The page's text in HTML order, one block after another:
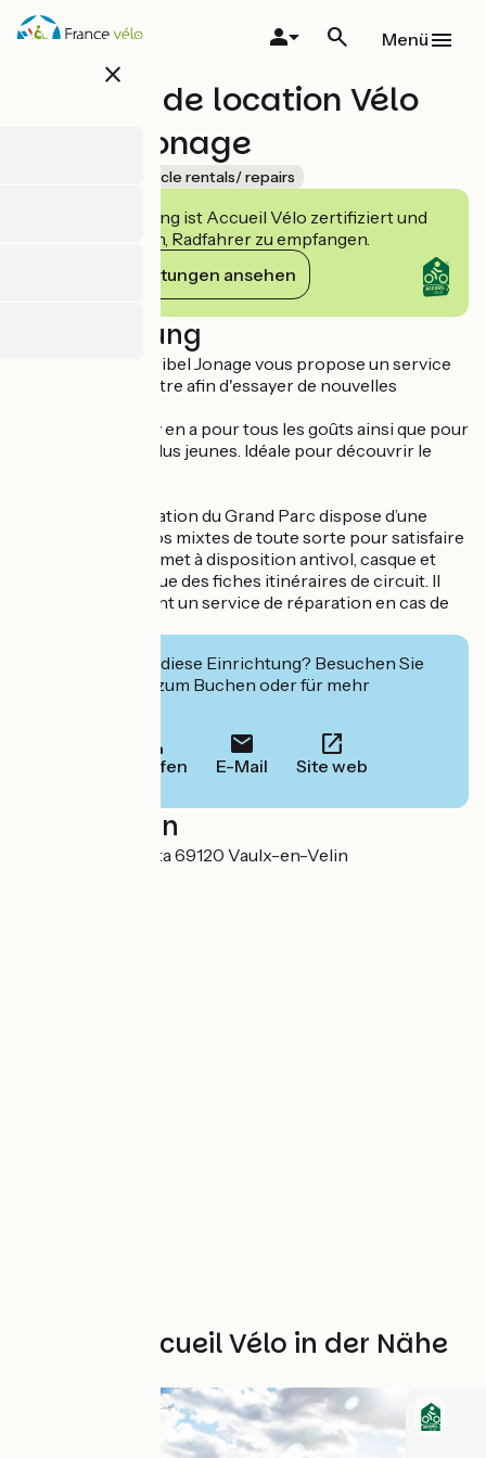
Direkt
zum
close
Menü
Magasin de location Vélo
Miribel Jonage
Bicycle rentals/ repairs
Diese Einrichtung ist Accueil Vélo zertifiziert und
verpflichtet sich, Radfahrer zu empfangen.
Ihre Verpflichtungen ansehen
Beschreibung
Le Grand Parc Miribel Jonage vous propose un service
de location terrestre afin d'essayer de nouvelles
Vélo, VTT, VAE, il y en a pour tous les goûts ainsi que pour
les grands et les plus jeunes. Idéale pour découvrir le
Le Magasin de location du Grand Parc dispose d’une
large flotte de vélos mixtes de toute sorte pour satisfaire
tous ses clients. Il met à disposition antivol, casque et
gilet jaune. Ainsi que des fiches itinéraires de circuit. Il
propose également un service de réparation en cas de
Interessiert Sie diese Einrichtung? Besuchen Sie
deren Website zum Buchen oder für mehr
Anrufen E-Mail Site web
Localisation
Chemin de la Bletta 69120 Vaulx-en-Velin
Weitere Accueil Vélo in der Nähe